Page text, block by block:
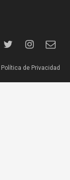
Política de Privacidad